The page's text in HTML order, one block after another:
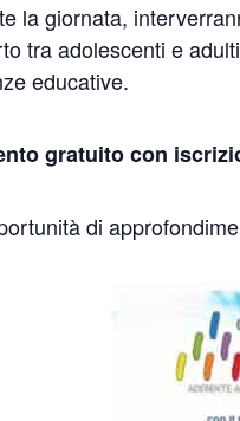
la giornata,
tra adolescenti e
educative.
gratuito con
di